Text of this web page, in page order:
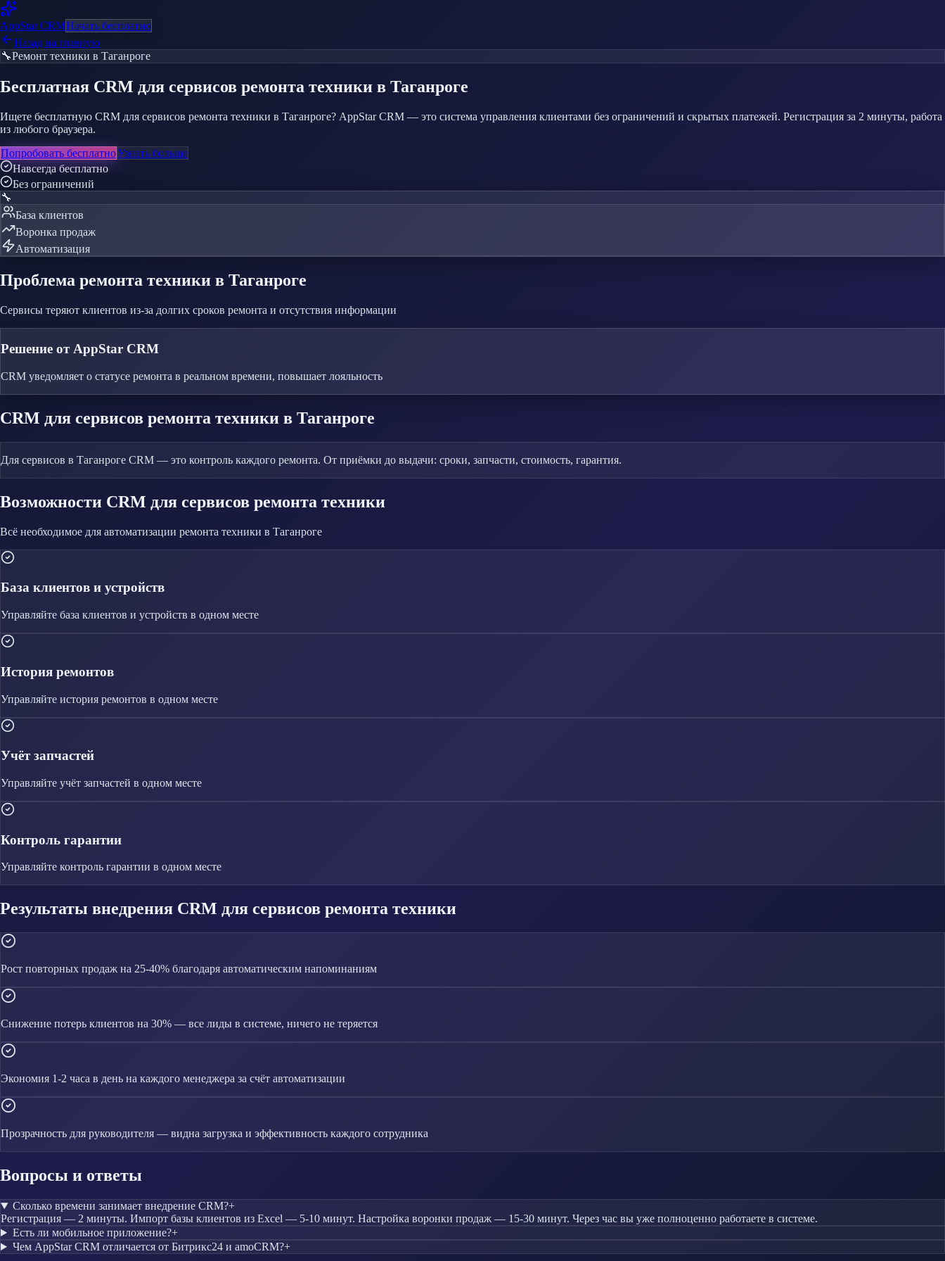
AppStarCRMНачать бесплатно
Назад на главную
🔧Ремонт техники в Таганроге
Бесплатная CRM для сервисов ремонта техники в Таганроге
Ищете бесплатную CRM для сервисов ремонта техники в Таганроге? AppStar CRM — это система управления клиентами без ограничений и скрытых платежей. Регистрация за 2 минуты, работа
из любого браузера.
Попробовать бесплатноУзнать больше
Навсегда бесплатно
Без ограничений
🔧
База клиентов
Воронка продаж
Автоматизация
Проблема ремонта техники в Таганроге
Сервисы теряют клиентов из-за долгих сроков ремонта и отсутствия информации
Решение от AppStar CRM
CRM уведомляет о статусе ремонта в реальном времени, повышает лояльность
CRM для сервисов ремонта техники в Таганроге
Для сервисов в Таганроге CRM — это контроль каждого ремонта. От приёмки до выдачи: сроки, запчасти, стоимость, гарантия.
Возможности CRM для сервисов ремонта техники
Всё необходимое для автоматизации ремонта техники в Таганроге
База клиентов и устройств
Управляйте база клиентов и устройств в одном месте
История ремонтов
Управляйте история ремонтов в одном месте
Учёт запчастей
Управляйте учёт запчастей в одном месте
Контроль гарантии
Управляйте контроль гарантии в одном месте
Результаты внедрения CRM для сервисов ремонта техники
Рост повторных продаж на 25-40% благодаря автоматическим напоминаниям
Снижение потерь клиентов на 30% — все лиды в системе, ничего не теряется
Экономия 1-2 часа в день на каждого менеджера за счёт автоматизации
Прозрачность для руководителя — видна загрузка и эффективность каждого сотрудника
Вопросы и ответы
Сколько времени занимает внедрение CRM?+
Регистрация — 2 минуты. Импорт базы клиентов из Excel — 5-10 минут. Настройка воронки продаж — 15-30 минут. Через час вы уже полноценно работаете в системе.
Есть ли мобильное приложение?+
Чем AppStar CRM отличается от Битрикс24 и amoCRM?+